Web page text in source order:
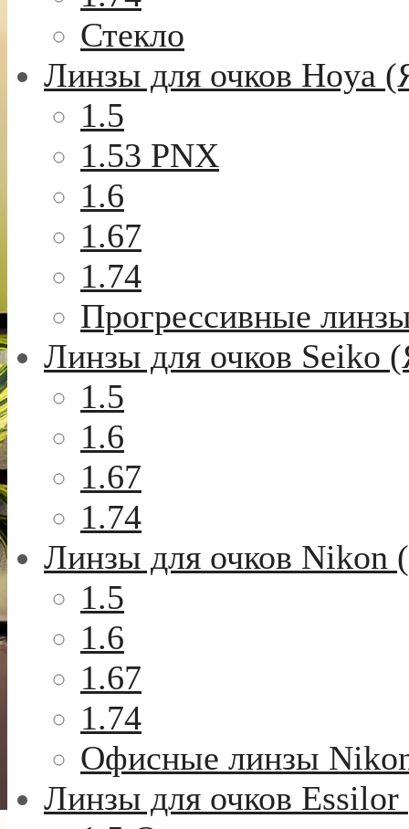
Стекло
Линзы для очков Hoya
1.5
1.53 PNX
1.6
1.67
1.74
Прогрессивные
Линзы для очков Seiko
1.5
1.6
1.67
1.74
Линзы для очков Nikon
1.5
1.6
1.67
1.74
Офисные линзы
Линзы для очков